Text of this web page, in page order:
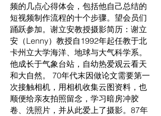
频的几点心得体会，包括他自己总结的
短视频制作流程的十个步骤。望会员们
踊跃参加。谢立安教授摄影简历：谢立
安（Lenny）教授自1992年起任教于北
卡州立大学海洋、地球与大气科学系。
他成长于气象台站，自幼热爱观云看天
和大自然。 70年代末因做论文需要第一
次接触相机，用相机收集云图资料，也
顺便给亲友拍照留念，学习暗房冲胶
卷、洗照片，并从此爱上了摄影。87年